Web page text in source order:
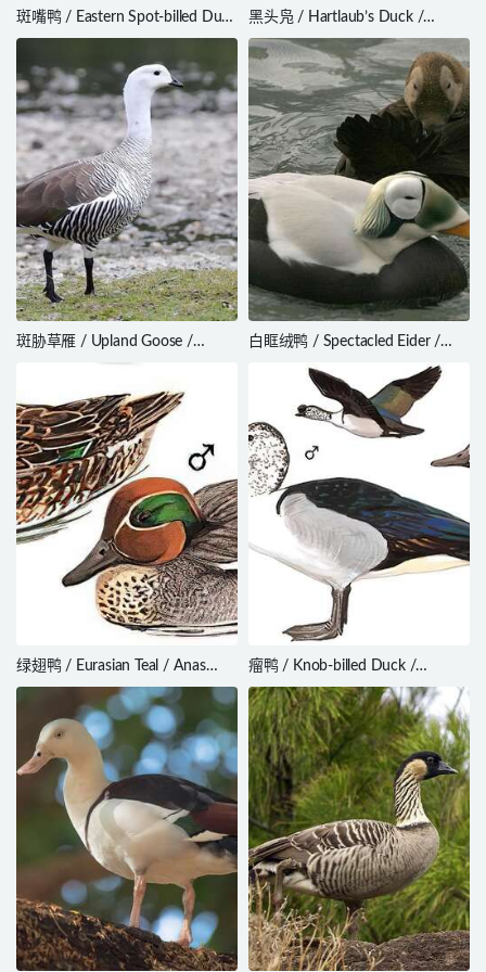
斑嘴鸭 / Eastern Spot-billed Duck
/ Anas zonorhyncha
黑头凫 / Hartlaub’s Duck /
Pteronetta hartlaubii
斑胁草雁 / Upland Goose /
白眶绒鸭 / Spectacled Eider /
绿翅鸭 / Eurasian Teal / Anas
crecca
瘤鸭 / Knob-billed Duck /
Sarkidiornis melanotos